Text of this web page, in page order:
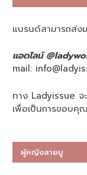
แบรนด์สามารถส่ง
แอดไลน์
mail:
ทาง Ladyissue จ
เพื่อเป็นการขอบคุ
ผู้หญิงสายมู